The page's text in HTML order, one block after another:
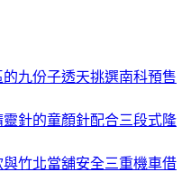
九份子透天挑選南科預售
針的童顏針配合三段式隆
竹北當舖安全三重機車借